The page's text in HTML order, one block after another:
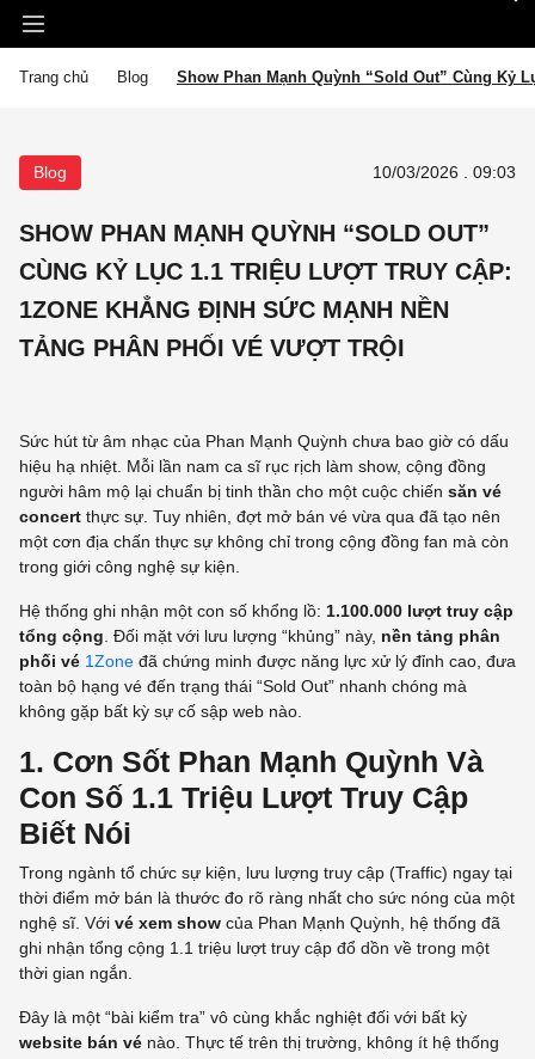
Trang chủ Blog Show Phan Mạnh Quỳnh “Sold Out” Cùng Kỷ
Blog 10/03/2026 . 09:03
SHOW PHAN MẠNH QUỲNH “SOLD OUT”
CÙNG KỶ LỤC 1.1 TRIỆU LƯỢT TRUY CẬP:
1ZONE KHẲNG ĐỊNH SỨC MẠNH NỀN
TẢNG PHÂN PHỐI VÉ VƯỢT TRỘI
Sức hút từ âm nhạc của Phan Mạnh Quỳnh chưa bao giờ có dấu
hiệu hạ nhiệt. Mỗi lần nam ca sĩ rục rịch làm show, cộng đồng
người hâm mộ lại chuẩn bị tinh thần cho một cuộc chiến săn vé
concert thực sự. Tuy nhiên, đợt mở bán vé vừa qua đã tạo nên
một cơn địa chấn thực sự không chỉ trong cộng đồng fan mà còn
trong giới công nghệ sự kiện.
Hệ thống ghi nhận một con số khổng lồ: 1.100.000 lượt truy cập
tổng cộng . Đối mặt với lưu lượng “khủng” này, nền tảng phân
phối vé 1Zone đã chứng minh được năng lực xử lý đỉnh cao, đưa
toàn bộ hạng vé đến trạng thái “Sold Out” nhanh chóng mà
không gặp bất kỳ sự cố sập web nào.
1. Cơn Sốt Phan Mạnh Quỳnh Và
Con Số 1.1 Triệu Lượt Truy Cập
Biết Nói
Trong ngành tổ chức sự kiện, lưu lượng truy cập (Traffic) ngay tại
thời điểm mở bán là thước đo rõ ràng nhất cho sức nóng của một
nghệ sĩ. Với vé xem show của Phan Mạnh Quỳnh, hệ thống đã
ghi nhận tổng cộng 1.1 triệu lượt truy cập đổ dồn về trong một
thời gian ngắn.
Đây là một “bài kiểm tra” vô cùng khắc nghiệt đối với bất kỳ
website bán vé nào. Thực tế trên thị trường, không ít hệ thống